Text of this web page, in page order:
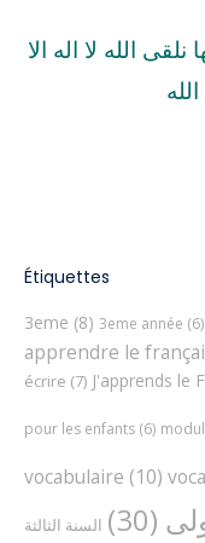
الله لا اله الا
Étiquettes
3eme (8) 3eme année (6)
apprendre le
écrire (7) J'apprends le
pour les enfants (6)
vocabulaire (10)
(30)
السنة الثالثة